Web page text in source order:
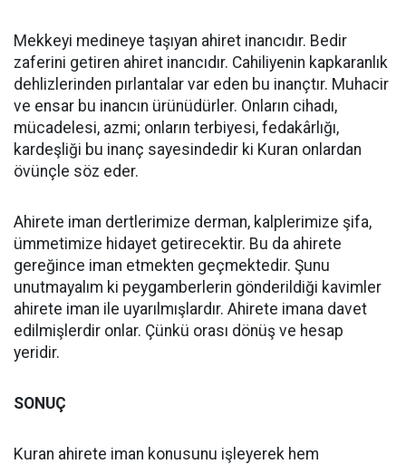
Mekkeyi medineye taşıyan ahiret inancıdır. Bedir
zaferini getiren ahiret inancıdır. Cahiliyenin kapkaranlık
dehlizlerinden pırlantalar var eden bu inançtır. Muhacir
ve ensar bu inancın ürünüdürler. Onların cihadı,
mücadelesi, azmi; onların terbiyesi, fedakârlığı,
kardeşliği bu inanç sayesindedir ki Kuran onlardan
övünçle söz eder.
Ahirete iman dertlerimize derman, kalplerimize şifa,
ümmetimize hidayet getirecektir. Bu da ahirete
gereğince iman etmekten geçmektedir. Şunu
unutmayalım ki peygamberlerin gönderildiği kavimler
ahirete iman ile uyarılmışlardır. Ahirete imana davet
edilmişlerdir onlar. Çünkü orası dönüş ve hesap
yeridir.
SONUÇ
Kuran ahirete iman konusunu işleyerek hem